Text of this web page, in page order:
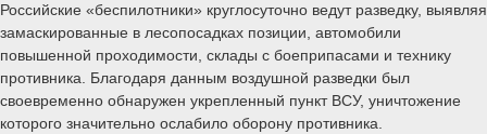
Российские «беспилотники» круглосуточно ведут разведку, выявляя
замаскированные в лесопосадках позиции, автомобили
повышенной проходимости, склады с боеприпасами и технику
противника. Благодаря данным воздушной разведки был
своевременно обнаружен укрепленный пункт ВСУ, уничтожение
которого значительно ослабило оборону противника.